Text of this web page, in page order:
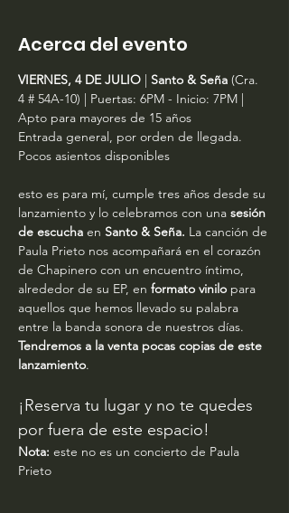
Acerca del evento
VIERNES, 4 DE JULIO | Santo & Seña (Cra.
4 # 54A-10) | Puertas: 6PM - Inicio: 7PM |
Apto para mayores de 15 años
Entrada general, por orden de llegada.
Pocos asientos disponibles
esto es para mí, cumple tres años desde su
lanzamiento y lo celebramos con una sesión
de escucha en Santo & Seña. La canción de
Paula Prieto nos acompañará en el corazón
de Chapinero con un encuentro íntimo,
alrededor de su EP, en formato vinilo para
aquellos que hemos llevado su palabra
entre la banda sonora de nuestros días.
Tendremos a la venta pocas copias de este
lanzamiento.
¡Reserva tu lugar y no te quedes
por fuera de este espacio!
Nota: este no es un concierto de Paula
Prieto